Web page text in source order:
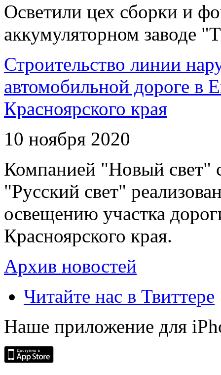
Осветили цех сборки и
аккумуляторном заводе
Строительство линии
автомобильной дороге в
Красноярского края
10 ноября 2020
Компанией "Новый свет"
"Русский свет"
освещению участка
Красноярского края.
Архив новостей
Читайте нас в Твиттере
Наше приложение для